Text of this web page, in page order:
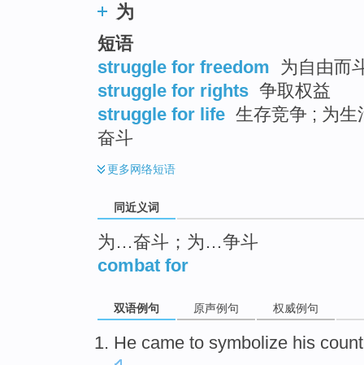
为
短语
struggle for freedom 为自由而
struggle for rights 争取权益
struggle for life 生存竞争 ; 为生
奋斗
更多网络短语
同近义词
为…奋斗；为…争斗
combat for
双语例句 原声例句 权威例句
He came to symbolize his